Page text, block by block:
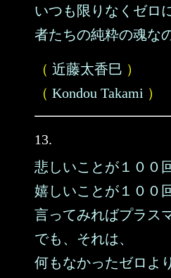
いつも限りなくゼロ
者たちの純粋の魂な
（ 近藤太香巳 ）
（ Kondou Takami ）
13.
悲しいことが１００
嬉しいことが１００
言ってみればプラス
でも、それは、
何もなかったゼロよ